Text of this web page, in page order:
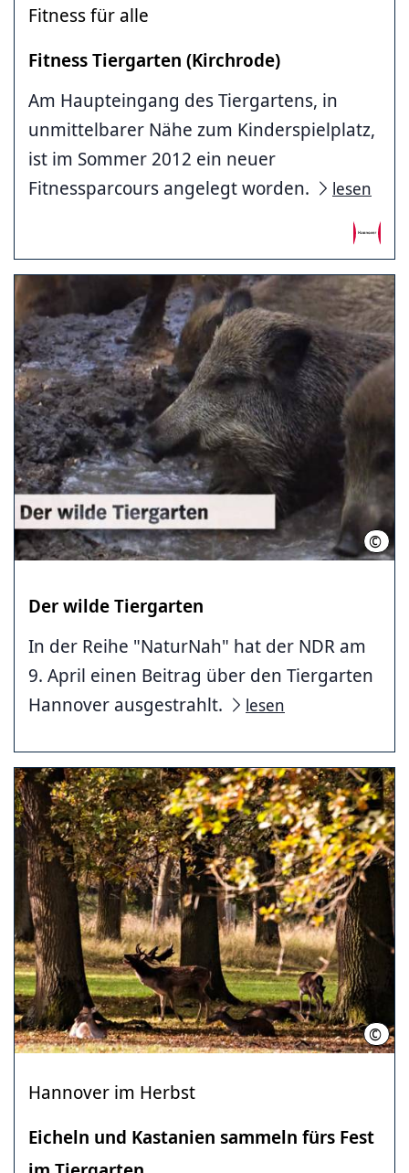
Fitness für alle
Fitness Tiergarten (Kirchrode)
Am Haupteingang des Tiergartens, in
unmittelbarer Nähe zum Kinderspielplatz,
ist im Sommer 2012 ein neuer
Fitnessparcours angelegt worden.
lesen
© LHH
Der wilde Tiergarten
In der Reihe "NaturNah" hat der NDR am
9. April einen Beitrag über den Tiergarten
Hannover ausgestrahlt.
lesen
©
Hannover im Herbst
Eicheln und Kastanien sammeln fürs Fest